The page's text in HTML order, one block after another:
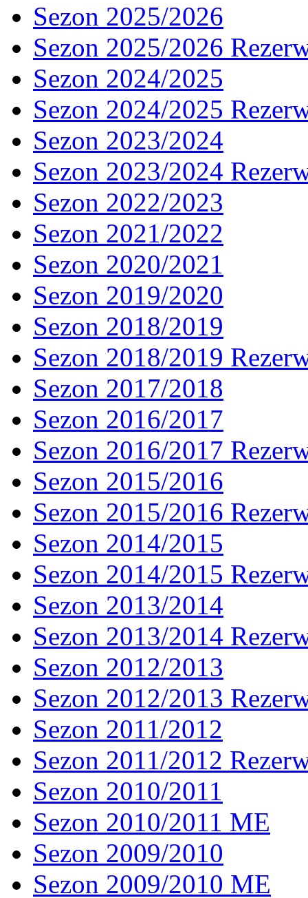
Sezon 2025/2026
Sezon 2025/2026
Sezon 2024/2025
Sezon 2024/2025
Sezon 2023/2024
Sezon 2023/2024
Sezon 2022/2023
Sezon 2021/2022
Sezon 2020/2021
Sezon 2019/2020
Sezon 2018/2019
Sezon 2018/2019
Sezon 2017/2018
Sezon 2016/2017
Sezon 2016/2017
Sezon 2015/2016
Sezon 2015/2016
Sezon 2014/2015
Sezon 2014/2015
Sezon 2013/2014
Sezon 2013/2014
Sezon 2012/2013
Sezon 2012/2013
Sezon 2011/2012
Sezon 2011/2012
Sezon 2010/2011
Sezon 2010/2011 ME
Sezon 2009/2010
Sezon 2009/2010 ME